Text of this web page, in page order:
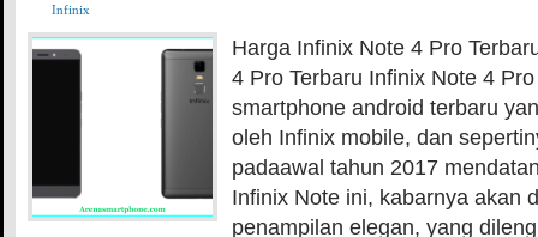
Infinix
Harga Infinix Note 4 Pro
4 Pro Terbaru Infinix Note 4
smartphone android terbaru
oleh Infinix mobile, dan
padaawal tahun 2017
Infinix Note ini, kabarnya akan
penampilan elegan, yang